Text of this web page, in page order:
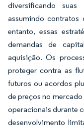
diversificando
assumindo
entanto, essas
demandas de
aquisição. Os
proteger contra as
futuros ou acordos
de preços no
operacionais durante
desenvolvimento